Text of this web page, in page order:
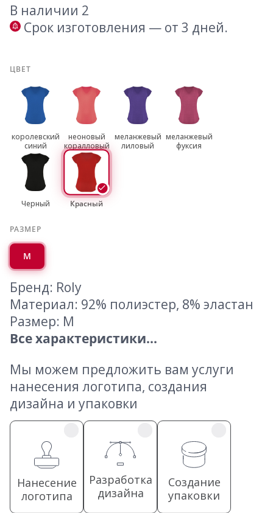
В наличии 2
Срок изготовления — от 3 дней.
ЦВЕТ
королевский
синий
неоновый
коралловый
меланжевый
лиловый
меланжевый
фуксия
Черный Красный
РАЗМЕР
M
Бренд: Roly
Материал: 92% полиэстер, 8% эластан
Размер: M
Все характеристики...
Мы можем предложить вам услуги
нанесения логотипа, создания
дизайна и упаковки
Нанесение
логотипа
Разработка
дизайна
Создание
упаковки